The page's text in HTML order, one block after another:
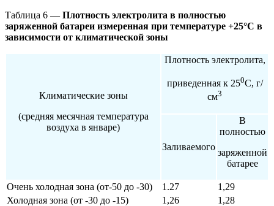
Таблица 6 — Плотность электролита в полностью
заряженной батареи измеренная при температуре +25°С в
зависимости от климатической зоны
Климатические зоны
(средняя месячная температура
воздуха в январе)
Плотность электролита,
приведенная к 250С, г/
см3
Заливаемого
В
полностью
заряженной
батарее
Очень холодная зона (от-50 до -30) 1.27
1,29
Холодная зона (от -30 до -15)
1,26
1,28